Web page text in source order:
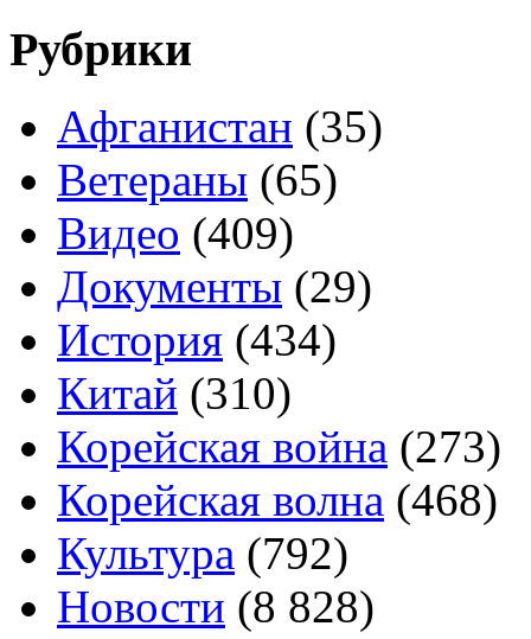
Рубрики
Афганистан (35)
Ветераны (65)
Видео (409)
Документы (29)
История (434)
Китай (310)
Корейская война (273)
Корейская волна (468)
Культура (792)
Новости (8 828)